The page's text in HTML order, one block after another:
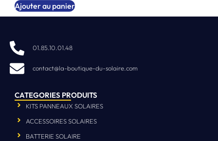
Ajouter au panier
01.85.10.01.48
contact@la-boutique-du-solaire.com
CATEGORIES PRODUITS
KITS PANNEAUX SOLAIRES
ACCESSOIRES SOLAIRES
BATTERIE SOLAIRE